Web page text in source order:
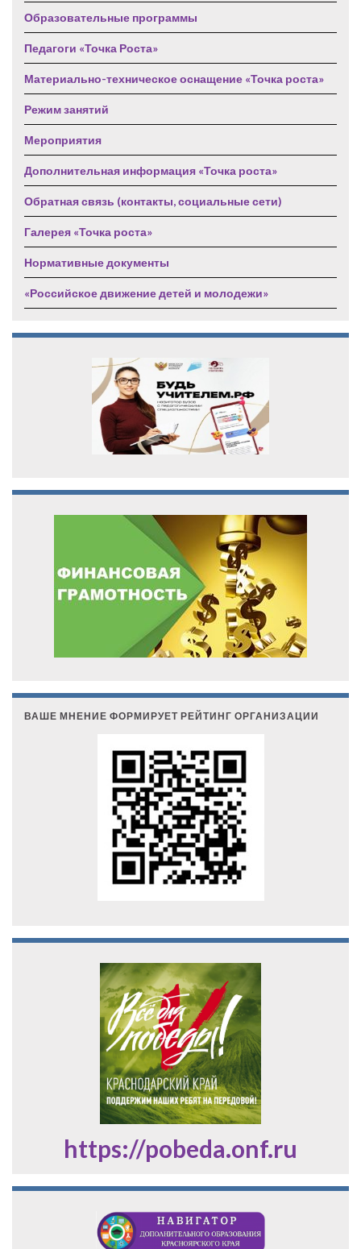
Образовательные программы
Педагоги «Точка Роста»
Материально-техническое оснащение «Точка роста»
Режим занятий
Мероприятия
Дополнительная информация «Точка роста»
Обратная связь (контакты, социальные сети)
Галерея «Точка роста»
Нормативные документы
«Российское движение детей и молодежи»
ВАШЕ МНЕНИЕ ФОРМИРУЕТ РЕЙТИНГ ОРГАНИЗАЦИИ
https://pobeda.onf.ru